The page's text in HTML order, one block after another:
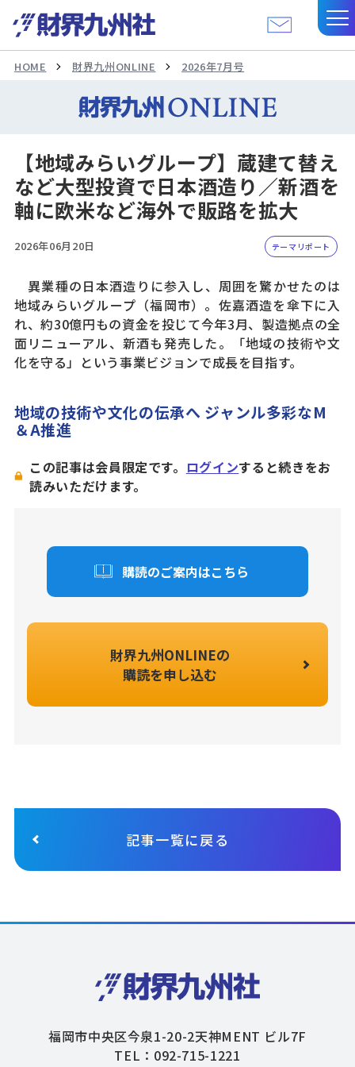
HOME 財界九州ONLINE 2026年7月号
【地域みらいグループ】蔵建て替え
など大型投資で日本酒造り／新酒を
軸に欧米など海外で販路を拡大
2026年06月20日 テーマリポート
異業種の日本酒造りに参入し、周囲を驚かせたのは
地域みらいグループ（福岡市）。佐嘉酒造を傘下に入
れ、約30億円もの資金を投じて今年3月、製造拠点の全
面リニューアル、新酒も発売した。「地域の技術や文
化を守る」という事業ビジョンで成長を目指す。
地域の技術や文化の伝承へ ジャンル多彩なM
＆A推進
この記事は会員限定です。 ログインすると続きをお
読みいただけます。
購読のご案内はこちら
財界九州ONLINEの
購読を申し込む
記事一覧に戻る
福岡市中央区今泉1-20-2天神MENT ビル7F
TEL：092-715-1221